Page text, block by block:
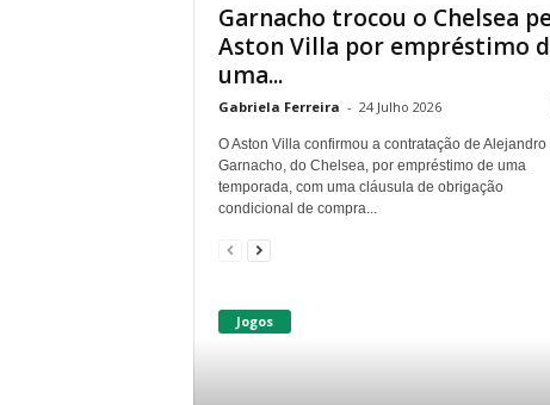
Garnacho trocou o Chelsea
Aston Villa por empréstimo
uma...
Gabriela Ferreira - 24 Julho 2026
O Aston Villa confirmou a contratação de Alejandro
Garnacho, do Chelsea, por empréstimo de uma
temporada, com uma cláusula de obrigação
condicional de compra...
Jogos